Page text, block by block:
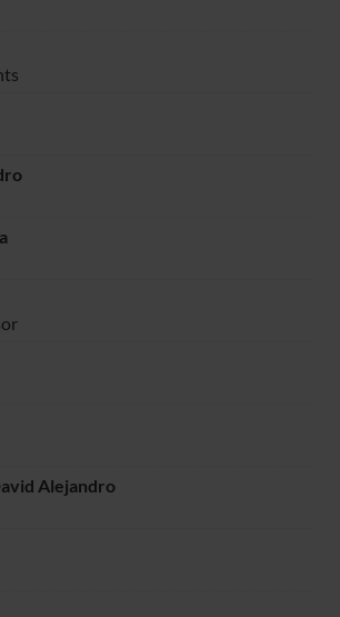
Alejandro